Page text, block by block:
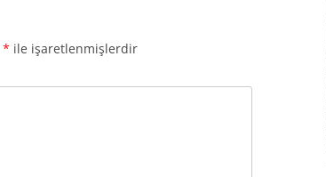
* ile işaretlenmişlerdir